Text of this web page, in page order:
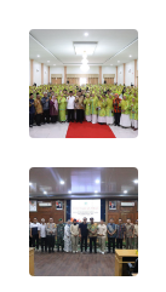
WN
TAPANULI
TENGAH
WN DELI
SERDANG
WN
TEBING